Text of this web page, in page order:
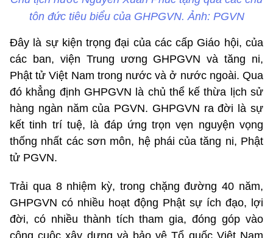
tôn đức tiêu biểu của GHPGVN. Ảnh: PGVN
Đây là sự kiện trọng đại của các cấp Giáo hội, của
các ban, viện Trung ương GHPGVN và tăng ni,
Phật tử Việt Nam trong nước và ở nước ngoài. Qua
đó khẳng định GHPGVN là chủ thể kế thừa lịch sử
hàng ngàn năm của PGVN. GHPGVN ra đời là sự
kết tinh trí tuệ, là đáp ứng trọn vẹn nguyện vọng
thống nhất các sơn môn, hệ phái của tăng ni, Phật
tử PGVN.
Trải qua 8 nhiệm kỳ, trong chặng đường 40 năm,
GHPGVN có nhiều hoạt động Phật sự ích đạo, lợi
đời, có nhiều thành tích tham gia, đóng góp vào
công cuộc xây dựng và bảo vệ Tổ quốc Việt Nam